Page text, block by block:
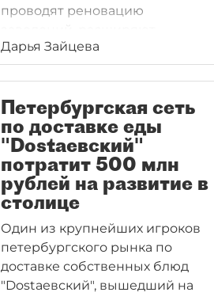
проводят реновацию
собственную сеть доставки
и готовятся открывать
кондитерские.
Дарья Зайцева
Петербургская сеть
по доставке еды
"Dostaевский"
потратит 500 млн
рублей на развитие в
столице
Один из крупнейших игроков
петербургского рынка по
доставке собственных блюд
"Dostaевский", вышедший на